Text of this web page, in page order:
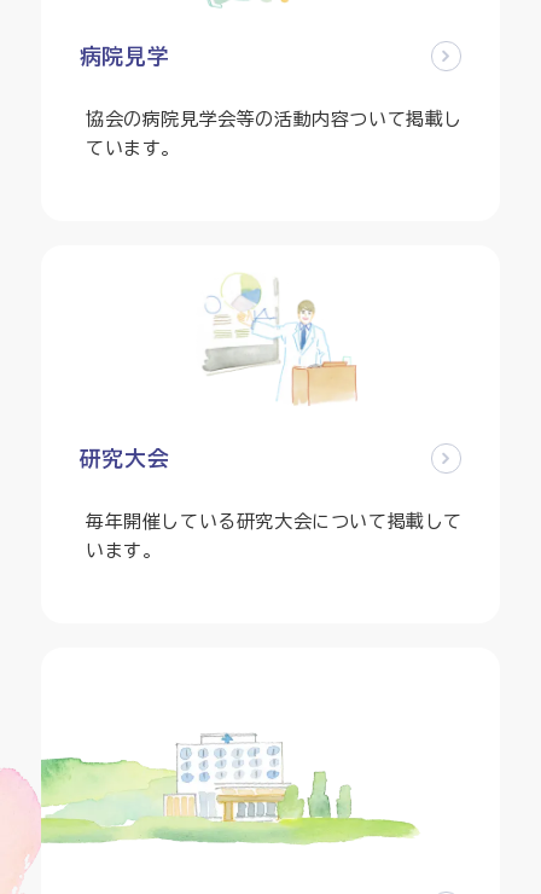
病院見学
協会の病院見学会等の活動内容ついて掲載し
ています。
研究大会
毎年開催している研究大会について掲載して
います。